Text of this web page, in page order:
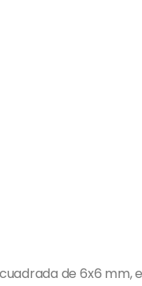
de 6x6 mm,